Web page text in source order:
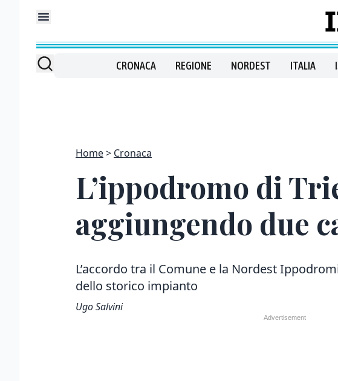
CRONACA REGIONE NORDEST ITALIA
Home Cronaca
L’ippodromo di
aggiungendo due
L’accordo tra il Comune e la Nordest
dello storico impianto
Ugo Salvini